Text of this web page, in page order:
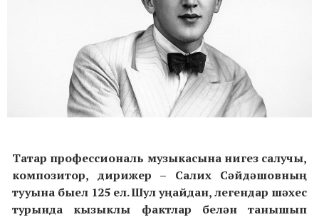
Татар профессиональ музыкасына нигез салучы,
композитор, дирижер – Салих Сәйдәшовның
тууына быел 125 ел. Шул уңайдан, легендар шәхес
турында кызыклы фактлар белән танышып